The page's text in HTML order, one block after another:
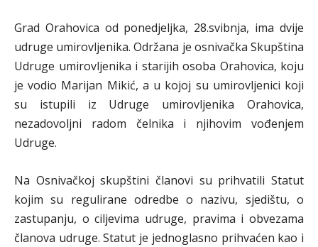
Grad Orahovica od ponedjeljka, 28.svibnja, ima dvije
udruge umirovljenika. Održana je osnivačka Skupština
Udruge umirovljenika i starijih osoba Orahovica, koju
je vodio Marijan Mikić, a u kojoj su umirovljenici koji
su istupili iz Udruge umirovljenika Orahovica,
nezadovoljni radom čelnika i njihovim vođenjem
Udruge.
Na Osnivačkoj skupštini članovi su prihvatili Statut
kojim su regulirane odredbe o nazivu, sjedištu, o
zastupanju, o ciljevima udruge, pravima i obvezama
članova udruge. Statut je jednoglasno prihvaćen kao i